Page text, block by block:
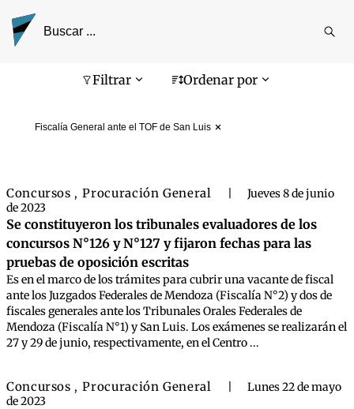
Filtrar Ordenar por
Fiscalía General ante el TOF de San Luis
Pantalla de búsqueda
Concursos , Procuración General
Jueves 8 de junio
de 2023
Se constituyeron los tribunales evaluadores de los
concursos N°126 y N°127 y fijaron fechas para las
pruebas de oposición escritas
Es en el marco de los trámites para cubrir una vacante de fiscal
ante los Juzgados Federales de Mendoza (Fiscalía N°2) y dos de
fiscales generales ante los Tribunales Orales Federales de
Mendoza (Fiscalía N°1) y San Luis. Los exámenes se realizarán el
27 y 29 de junio, respectivamente, en el Centro ...
Concursos , Procuración General
Lunes 22 de mayo
de 2023